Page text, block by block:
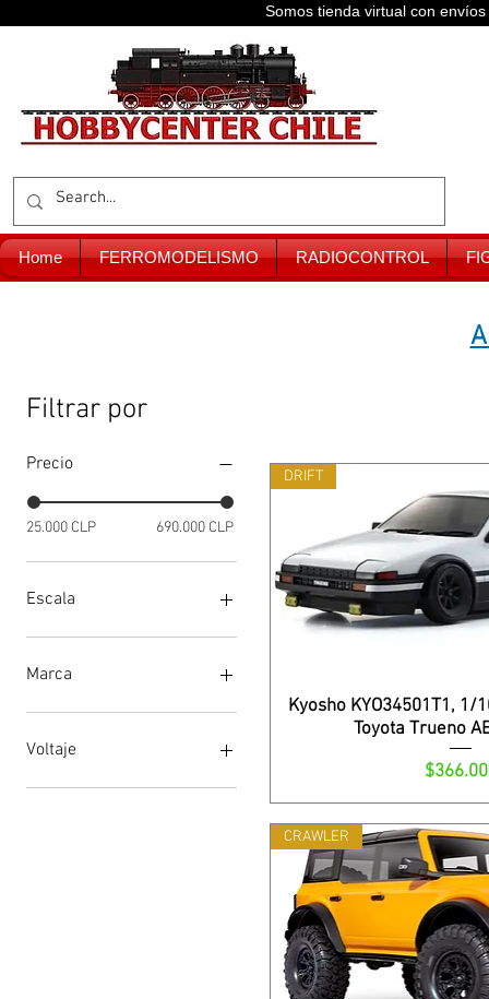
Somos tienda virtual con
Home FERROMODELISMO RADIOCONTROL
Filtrar por
Precio
25.000 CLP 690.000 CLP
Escala
1/10
1/12
Marca
Associated Electrics
Axial
CEN Racing
Voltaje
11.1V
DRIFT
Kyosho KYO34501T1, 1/
Toyota Trueno
Precio
CRAWLER